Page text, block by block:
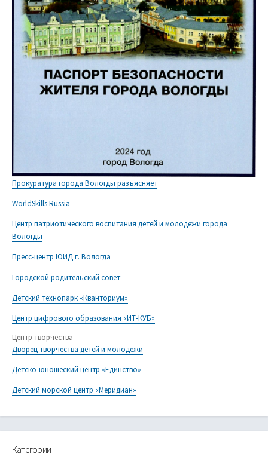
Прокуратура города Вологды разъясняет
WorldSkills Russia
Центр патриотического воспитания детей и молодежи города
Вологды
Пресс-центр ЮИД г. Вологда
Городской родительский совет
Детский технопарк «Кванториум»
Центр цифрового образования «ИТ-КУБ»
Центр творчества
Дворец творчества детей и молодежи
Детско-юношеский центр «Единство»
Детский морской центр «Меридиан»
Категории